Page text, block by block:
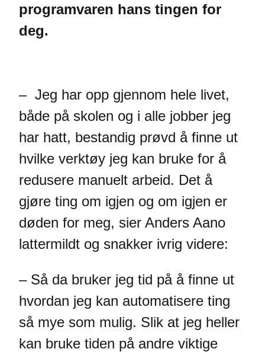
programvaren hans tingen for
deg.
– Jeg har opp gjennom hele livet,
både på skolen og i alle jobber jeg
har hatt, bestandig prøvd å finne ut
hvilke verktøy jeg kan bruke for å
redusere manuelt arbeid. Det å
gjøre ting om igjen og om igjen er
døden for meg, sier Anders Aano
lattermildt og snakker ivrig videre:
– Så da bruker jeg tid på å finne ut
hvordan jeg kan automatisere ting
så mye som mulig. Slik at jeg heller
kan bruke tiden på andre viktige